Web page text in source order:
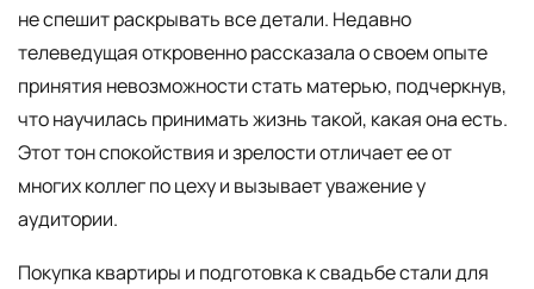
не спешит раскрывать все детали. Недавно
телеведущая откровенно рассказала о своем опыте
принятия невозможности стать матерью, подчеркнув,
что научилась принимать жизнь такой, какая она есть.
Этот тон спокойствия и зрелости отличает ее от
многих коллег по цеху и вызывает уважение у
аудитории.
Покупка квартиры и подготовка к свадьбе стали для